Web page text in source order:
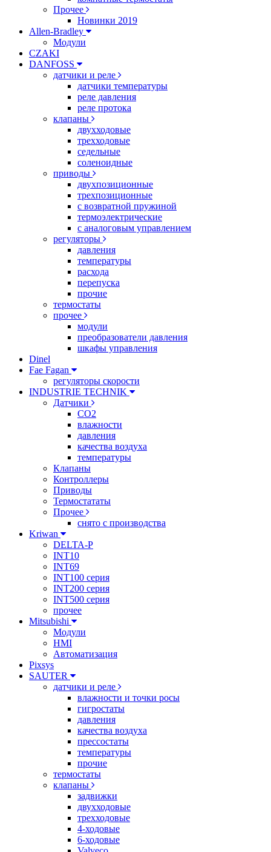
Прочее
Новинки 2019
Allen-Bradley
Модули
CZAKI
DANFOSS
датчики и реле
датчики температуры
реле давления
реле протока
клапаны
двухходовые
трехходовые
седельные
соленоидные
приводы
двухпозиционные
трехпозиционные
с возвратной пружиной
термоэлектрические
с аналоговым управлением
регуляторы
давления
температуры
расхода
перепуска
прочие
термостаты
прочее
модули
преобразователи давления
шкафы управления
Dinel
Fae Fagan
регуляторы скорости
INDUSTRIE TECHNIK
Датчики
CO2
влажности
давления
качества воздуха
температуры
Клапаны
Контроллеры
Приводы
Термостататы
Прочее
снято с производства
Kriwan
DELTA-P
INT10
INT69
INT100 серия
INT200 серия
INT500 серия
прочее
Mitsubishi
Модули
HMI
Автоматизация
Pixsys
SAUTER
датчики и реле
влажности и точки росы
гигростаты
давления
качества воздуха
прессостаты
температуры
прочие
термостаты
клапаны
задвижки
двухходовые
трехходовые
4-ходовые
6-ходовые